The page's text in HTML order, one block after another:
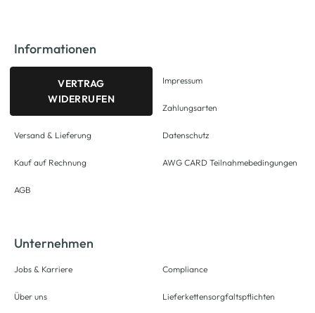
Informationen
VERTRAG
WIDERRUFEN
Versand & Lieferung
Kauf auf Rechnung
AGB
Impressum
Zahlungsarten
Datenschutz
AWG CARD Teilnahmebedingungen
Unternehmen
Jobs & Karriere
Über uns
Compliance
Lieferkettensorgfaltspflichten